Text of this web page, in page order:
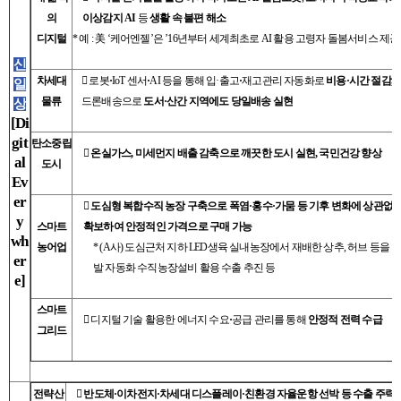
신
일
상
[Di
git
al
Ev
er
y
wh
er
e]
의
디지털
이상감지 AI 등생활 속 불편 해소
*예 :美 ‘케어엔젤’은 ’16년부터 세계최초로 AI활용 고령자 돌봄서비스 제공
차세대
물류
 로봇·IoT 센서·AI 등을 통해 입·출고·재고관리 자동화로 비용·시간 절감,
드론배송으로도서·산간 지역에도 당일배송 실현
탄소중립
도시
온실가스, 미세먼지 배출 감축으로 깨끗한 도시 실현, 국민건강 향상
스마트
농어업
도심형 복합수직 농장 구축으로 폭염·홍수·가뭄 등 기후 변화에 상관없
확보하여 안정적인 가격으로 구매 가능
* (A사)도심근처 지하LED생육 실내농장에서 재배한 상추,허브 등을
발 자동화 수직농장설비 활용 수출 추진 등
스마트
그리드
 디지털 기술 활용한 에너지 수요·공급 관리를 통해 안정적 전력 수급
전략산  반도체·이차전지·차세대 디스플레이·친환경 자율운항 선박 등 수출 주력